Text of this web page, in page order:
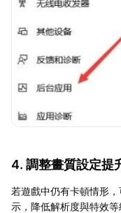
4. 調整畫質設定提
若遊戲中仍有卡頓情形
示，降低解析度與特效等